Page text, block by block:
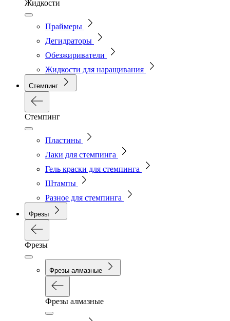
Жидкости
Праймеры
Дегидраторы
Обезжириватели
Жидкости для наращивания
Стемпинг
Стемпинг
Пластины
Лаки для стемпинга
Гель краски для стемпинга
Штампы
Разное для стемпинга
Фрезы
Фрезы
Фрезы алмазные
Фрезы алмазные